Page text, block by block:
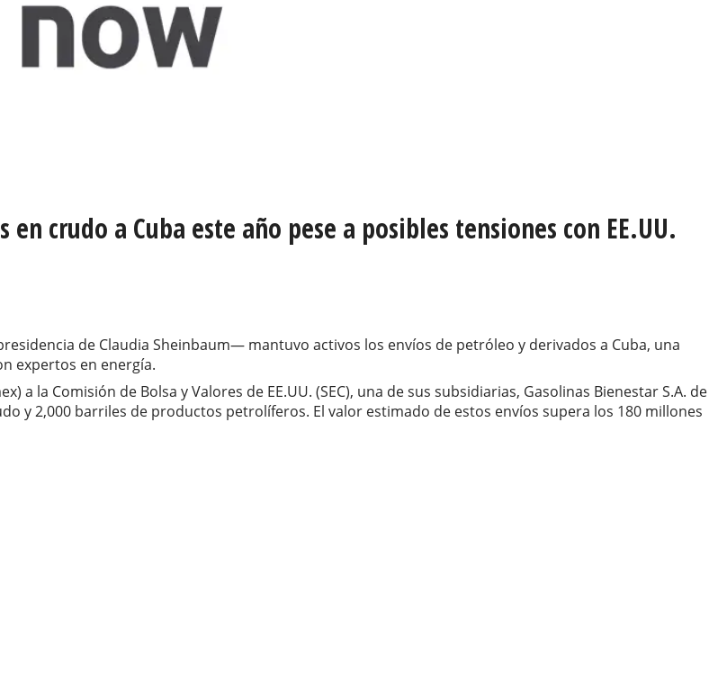
crudo a Cuba este año pese a posibles tensiones con EE.UU.
de Claudia Sheinbaum— mantuvo activos los envíos de petróleo y derivados a Cuba, una
expertos en energía.
la Comisión de Bolsa y Valores de EE.UU. (SEC), una de sus subsidiarias, Gasolinas Bienestar S.A. de
y 2,000 barriles de productos petrolíferos. El valor estimado de estos envíos supera los 180 millones